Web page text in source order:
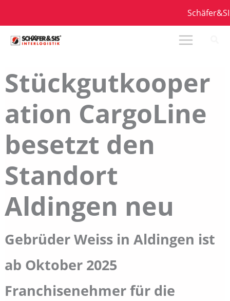
springen
Stückgutkooper
ation CargoLine
besetzt den
Standort
Aldingen neu
Gebrüder Weiss in Aldingen ist
ab Oktober 2025
Franchisenehmer für die